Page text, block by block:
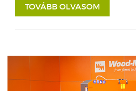
TOVÁBB OLVASOM